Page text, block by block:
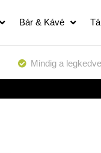
Bár & Kávé
Mindig a